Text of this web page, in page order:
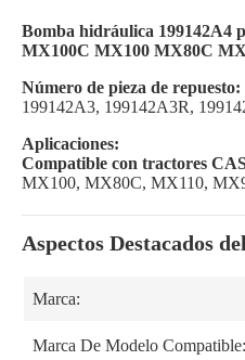
Bomba hidráulica 199142A4
MX100C MX100 MX80C
Número de pieza de repuesto:
199142A3, 199142A3R,
Aplicaciones:
Compatible con tractores
MX100, MX80C, MX110,
Aspectos Destacados
Marca:
Marca De Modelo Compatible: